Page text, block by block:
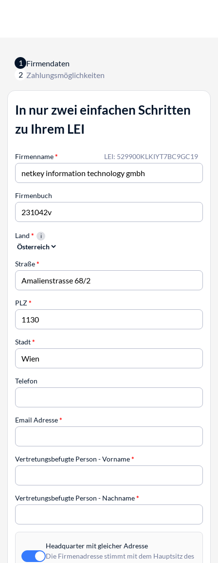
1 Firmendaten
2 Zahlungsmöglichkeiten
In nur zwei einfachen Schritten
zu Ihrem LEI
LEI: 529900KLKIYT7BC9GC19
Firmenname*
Firmenbuch
Land *
Straße*
PLZ*
Stadt*
Telefon
Email Adresse*
Vertretungsbefugte Person - Vorname*
Vertretungsbefugte Person - Nachname*
Headquarter mit gleicher Adresse
Die Firmenadresse stimmt mit dem Hauptsitz des